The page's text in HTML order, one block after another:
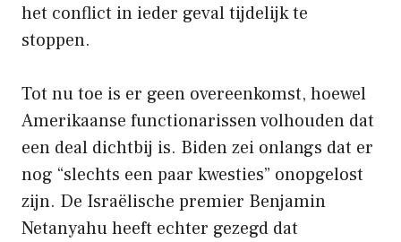
het conflict in ieder geval tijdelijk te
stoppen.
Tot nu toe is er geen overeenkomst, hoewel
Amerikaanse functionarissen volhouden dat
een deal dichtbij is. Biden zei onlangs dat er
nog “slechts een paar kwesties” onopgelost
zijn. De Israëlische premier Benjamin
Netanyahu heeft echter gezegd dat